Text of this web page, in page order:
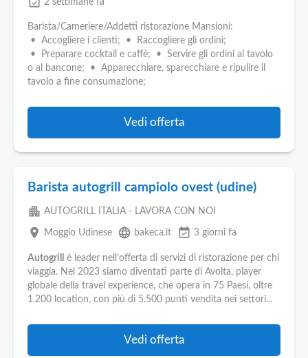
2 settimane fa
Barista/Cameriere/Addetti ristorazione Mansioni:
• Accogliere i clienti; • Raccogliere gli ordini;
• Preparare cocktail e caffè; • Servire gli ordini al tavolo
o al bancone; • Apparecchiare, sparecchiare e ripulire il
tavolo a fine consumazione;
Vedi offerta
Barista autogrill campiolo ovest (udine)
apartment AUTOGRILL ITALIA - LAVORA CON NOI
place Moggio Udinese language bakeca.it event_available 3 giorni fa
Autogrill
è leader nell’offerta di servizi di ristorazione per chi
viaggia. Nel 2023 siamo diventati parte di Avolta, player
globale della travel experience, che opera in 75 Paesi, oltre
1.200 location, con più di 5.500 punti vendita nei settori...
Vedi offerta